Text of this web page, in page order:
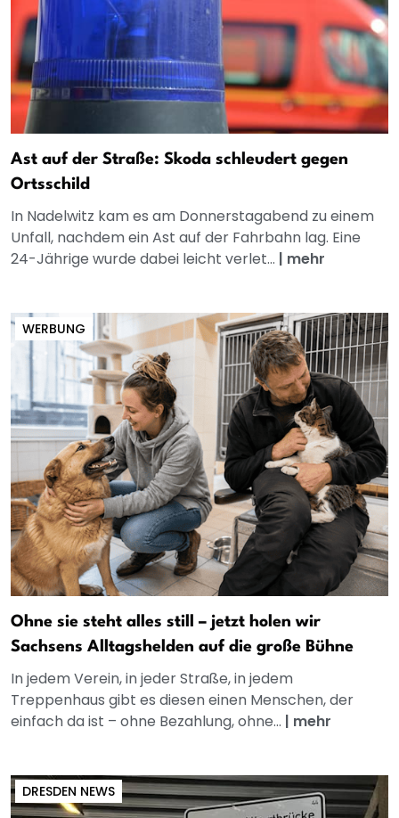
Ast auf der Straße: Skoda schleudert gegen
Ortsschild
In Nadelwitz kam es am Donnerstagabend zu einem
Unfall, nachdem ein Ast auf der Fahrbahn lag. Eine
24-Jährige wurde dabei leicht verlet... | mehr
WERBUNG
Ohne sie steht alles still – jetzt holen wir
Sachsens Alltagshelden auf die große Bühne
In jedem Verein, in jeder Straße, in jedem
Treppenhaus gibt es diesen einen Menschen, der
einfach da ist – ohne Bezahlung, ohne... | mehr
DRESDEN NEWS